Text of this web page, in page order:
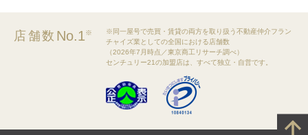
店舗数 No.1※
※同一屋号で売買・賃貸の両方を取り扱う不動産仲介フラン
チャイズ業としての全国における店舗数
（2026年7月時点／東京商工リサーチ調べ）
センチュリー21の加盟店は、すべて独立・自営です。